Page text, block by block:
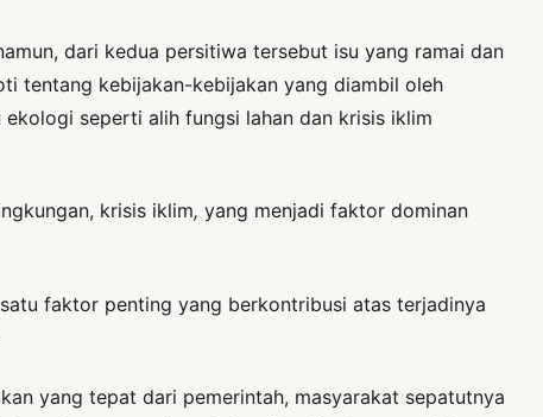
dari kedua persitiwa tersebut isu yang ramai dan
tentang kebijakan-kebijakan yang diambil oleh
seperti alih fungsi lahan dan krisis iklim
krisis iklim, yang menjadi faktor dominan
faktor penting yang berkontribusi atas terjadinya
yang tepat dari pemerintah, masyarakat sepatutnya